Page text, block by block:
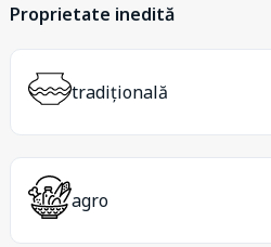
Proprietate inedită
tradițională
agro